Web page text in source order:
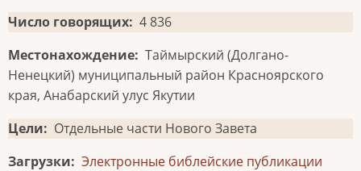
Число говорящих 4 836
Местонахождение Таймырский (Долгано-
Ненецкий) муниципальный район Красноярского
края, Анабарский улус Якутии
Цели
Отдельные части Нового Завета
Загрузки
Электронные библейские публикации